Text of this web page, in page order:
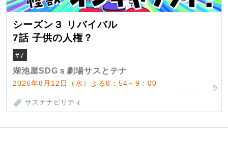
シーズン３ リバイバル
7話 子供の人権？
#7
湖池屋SDGｓ劇場サスとテナ
2026年8月12日（水）よる8：54～9：00
サステナビリティ